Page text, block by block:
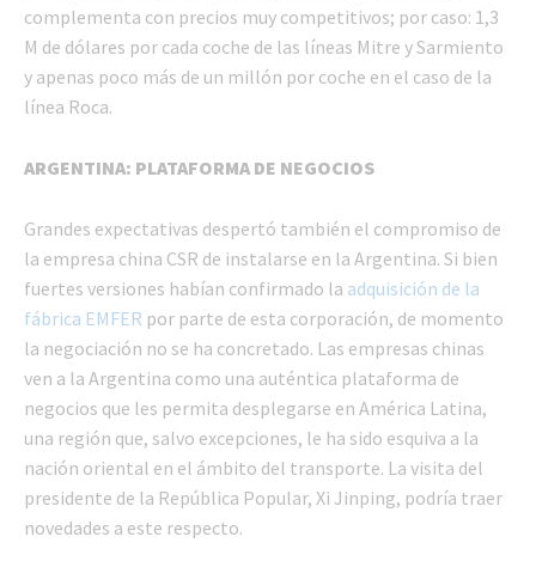
complementa con precios muy competitivos; por caso: 1,3
M de dólares por cada coche de las líneas Mitre y Sarmiento
y apenas poco más de un millón por coche en el caso de la
línea Roca.
ARGENTINA: PLATAFORMA DE NEGOCIOS
Grandes expectativas despertó también el compromiso de
la empresa china CSR de instalarse en la Argentina. Si bien
fuertes versiones habían confirmado la adquisición de la
fábrica EMFER por parte de esta corporación, de momento
la negociación no se ha concretado. Las empresas chinas
ven a la Argentina como una auténtica plataforma de
negocios que les permita desplegarse en América Latina,
una región que, salvo excepciones, le ha sido esquiva a la
nación oriental en el ámbito del transporte. La visita del
presidente de la República Popular, Xi Jinping, podría traer
novedades a este respecto.